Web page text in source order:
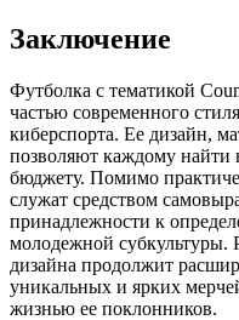
Заключение
Футболка с тематикой
частью современного
киберспорта. Ее дизайн,
позволяют каждому найти
бюджету. Помимо
служат средством
принадлежности к
молодежной субкультуры.
дизайна продолжит
уникальных и ярких
жизнью ее поклонников.